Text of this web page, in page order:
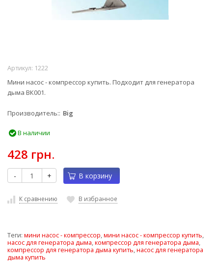
Артикул: 1222
Мини насос - компрессор купить. Подходит для генератора
дыма ВК001.
Производитель: Big
В наличии
428 грн.
- + В корзину
К сравнению В избранное
Теги: мини насос - компрессор,мини насос - компрессор купить,
насос для генератора дыма,компрессор для генератора дыма,
компрессор для генератора дыма купить,насос для генератора
дыма купить